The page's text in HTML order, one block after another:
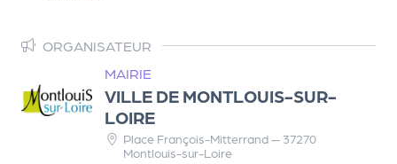
ORGANISATEUR
MAIRIE
VILLE DE MONTLOUIS-SUR-
LOIRE
Place François-Mitterrand — 37270
Montlouis-sur-Loire
s
t